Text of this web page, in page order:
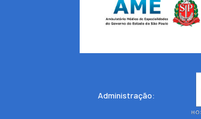
Administração: